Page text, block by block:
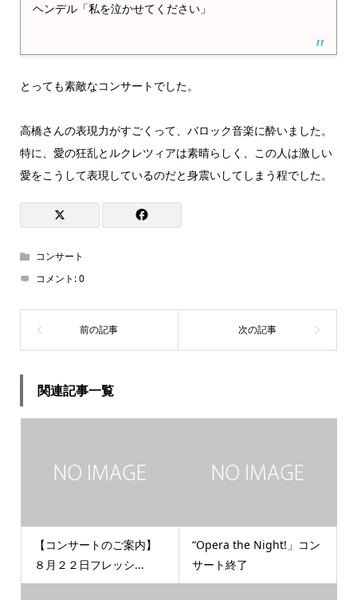
ヘンデル「私を泣かせてください」
とっても素敵なコンサートでした。
高橋さんの表現力がすごくって、バロック音楽に酔いました。
特に、愛の狂乱とルクレツィアは素晴らしく、この人は激しい
愛をこうして表現しているのだと身震いしてしまう程でした。
コンサート
コメント:0
関連記事一覧
【コンサートのご案内】
８月２２日フレッシ...
“Opera the Night!」コン
サート終了